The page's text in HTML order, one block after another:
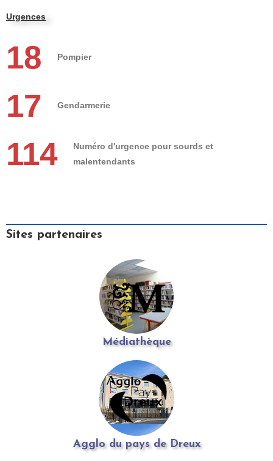
Urgences
18 Pompier
17 Gendarmerie
114
Numéro d'urgence pour sourds et
malentendants
Sites partenaires
Médiathèque
Agglo du pays de Dreux